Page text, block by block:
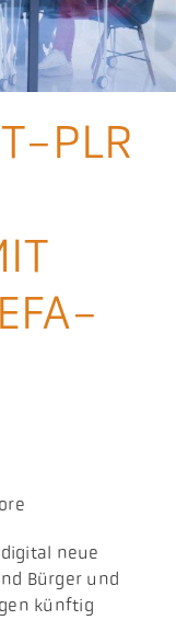
PLR
neue
Bürger und
künftig